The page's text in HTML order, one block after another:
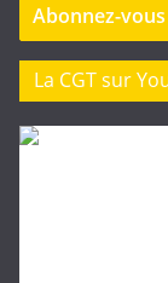
s
e
-
Abonnez-vous
La CGT sur